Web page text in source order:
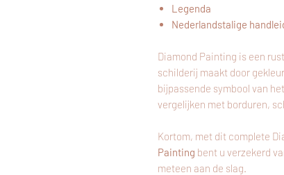
Legenda
Nederlandstalige
Diamond Painting is een
schilderij maakt door
bijpassende symbool van
vergelijken met borduren,
Kortom, met dit complete
Painting bent u verzekerd
meteen aan de slag.